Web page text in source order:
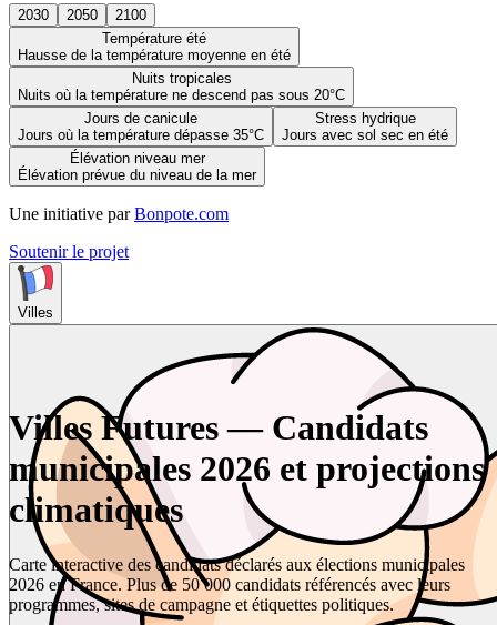
2030 2050
2100
Température été
Hausse de la température moyenne en été
Nuits tropicales
Nuits où la température ne descend pas sous 20°C
Jours de canicule
Jours où la température dépasse 35°C
Stress hydrique
Jours avec sol sec en été
Élévation niveau mer
Élévation prévue du niveau de la mer
Une initiative par Bonpote.com
Soutenir le projet
Villes
Villes Futures — Candidats
municipales 2026 et projections
climatiques
Carte interactive des candidats déclarés aux élections municipales
2026 en France. Plus de 50 000 candidats référencés avec leurs
programmes, sites de campagne et étiquettes politiques.